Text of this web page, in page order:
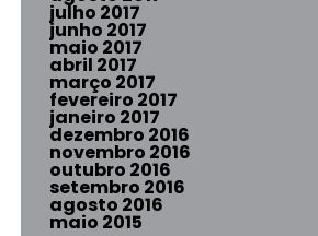
julho 2017
junho 2017
maio 2017
abril 2017
março 2017
fevereiro 2017
janeiro 2017
dezembro 2016
novembro 2016
outubro 2016
setembro 2016
agosto 2016
maio 2015